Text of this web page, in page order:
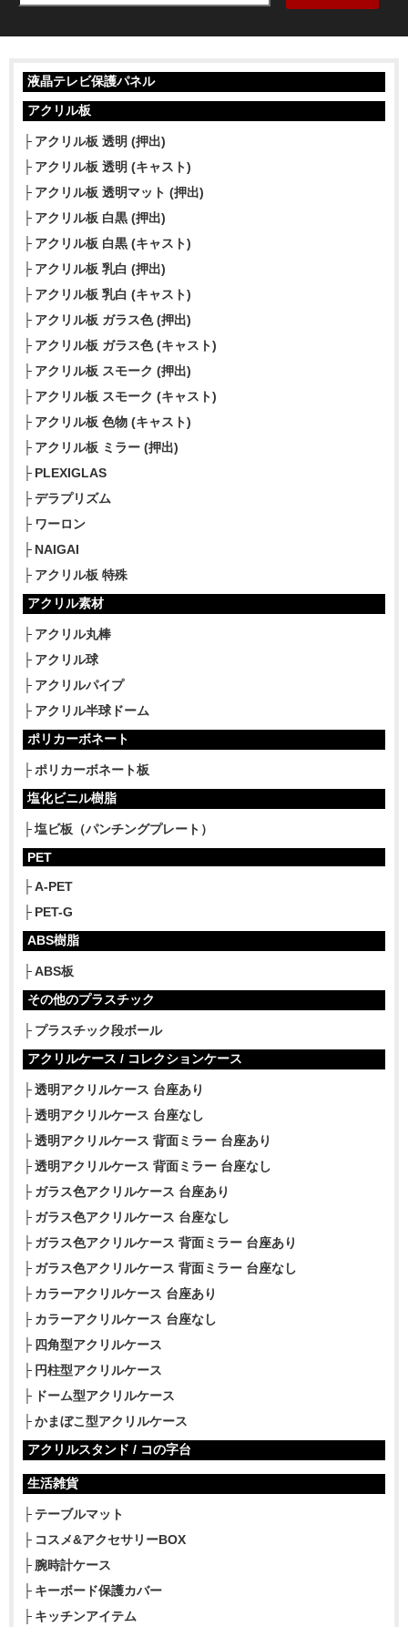
液晶テレビ保護パネル
アクリル板
アクリル板 透明 (押出)
アクリル板 透明 (キャスト)
アクリル板 透明マット (押出)
アクリル板 白黒 (押出)
アクリル板 白黒 (キャスト)
アクリル板 乳白 (押出)
アクリル板 乳白 (キャスト)
アクリル板 ガラス色 (押出)
アクリル板 ガラス色 (キャスト)
アクリル板 スモーク (押出)
アクリル板 スモーク (キャスト)
アクリル板 色物 (キャスト)
アクリル板 ミラー (押出)
PLEXIGLAS
デラプリズム
ワーロン
NAIGAI
アクリル板 特殊
アクリル素材
アクリル丸棒
アクリル球
アクリルパイプ
アクリル半球ドーム
ポリカーボネート
ポリカーボネート板
塩化ビニル樹脂
塩ビ板（パンチングプレート）
PET
A-PET
PET-G
ABS樹脂
ABS板
その他のプラスチック
プラスチック段ボール
アクリルケース / コレクションケース
透明アクリルケース 台座あり
透明アクリルケース 台座なし
透明アクリルケース 背面ミラー 台座あり
透明アクリルケース 背面ミラー 台座なし
ガラス色アクリルケース 台座あり
ガラス色アクリルケース 台座なし
ガラス色アクリルケース 背面ミラー 台座あり
ガラス色アクリルケース 背面ミラー 台座なし
カラーアクリルケース 台座あり
カラーアクリルケース 台座なし
四角型アクリルケース
円柱型アクリルケース
ドーム型アクリルケース
かまぼこ型アクリルケース
アクリルスタンド / コの字台
生活雑貨
テーブルマット
コスメ&アクセサリーBOX
腕時計ケース
キーボード保護カバー
キッチンアイテム